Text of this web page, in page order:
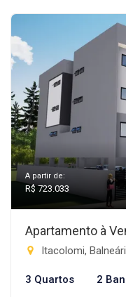
A partir de:
R$ 723.033
Apartamento à
Itacolomi,
3 Quartos 2